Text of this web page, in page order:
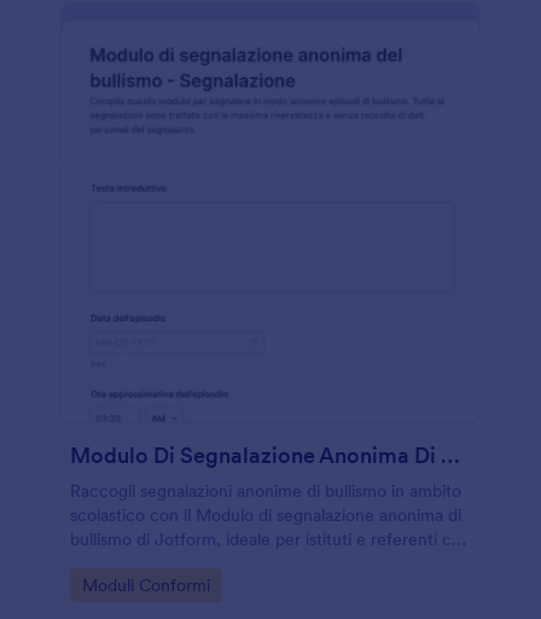
Modulo Di Segnalazione Anonima Di Bullismo
Raccogli segnalazioni anonime di bullismo in ambito
scolastico con il Modulo di segnalazione anonima di
bullismo di Jotform, ideale per istituti e referenti che
risposte in modo ordinato.
Go to Category:
Moduli Conformi